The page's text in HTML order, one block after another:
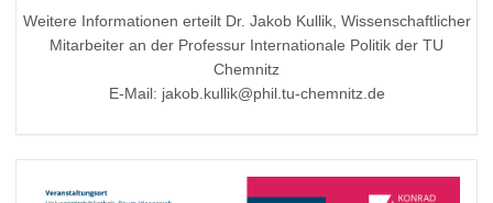
Weitere Informationen erteilt Dr. Jakob Kullik, Wissenschaftlicher
Mitarbeiter an der Professur Internationale Politik der TU
Chemnitz
E-Mail: jakob.kullik@phil.tu-chemnitz.de